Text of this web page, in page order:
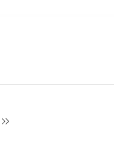
下一頁